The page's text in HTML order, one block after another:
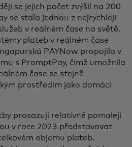
se jejich počet zvýšil na 200
se stala jednou z nejrychleji
v reálném čase na světě.
plateb v reálném čase
PAYNow propojila v
s PromptPay, čímž umožnila
čase se stejně
prostředím jako domácí
prosazují relativně pomaleji
v roce 2023 představovat
objemu plateb.